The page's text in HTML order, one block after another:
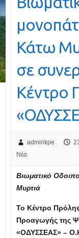
Κάτω
σε
Κέντρο
adminkpe
Νέα
Βιωματικό
Μυρτιά
Το Κέντρο
Προαγωγής της
«ΟΔΥΣΣΕΑΣ» –